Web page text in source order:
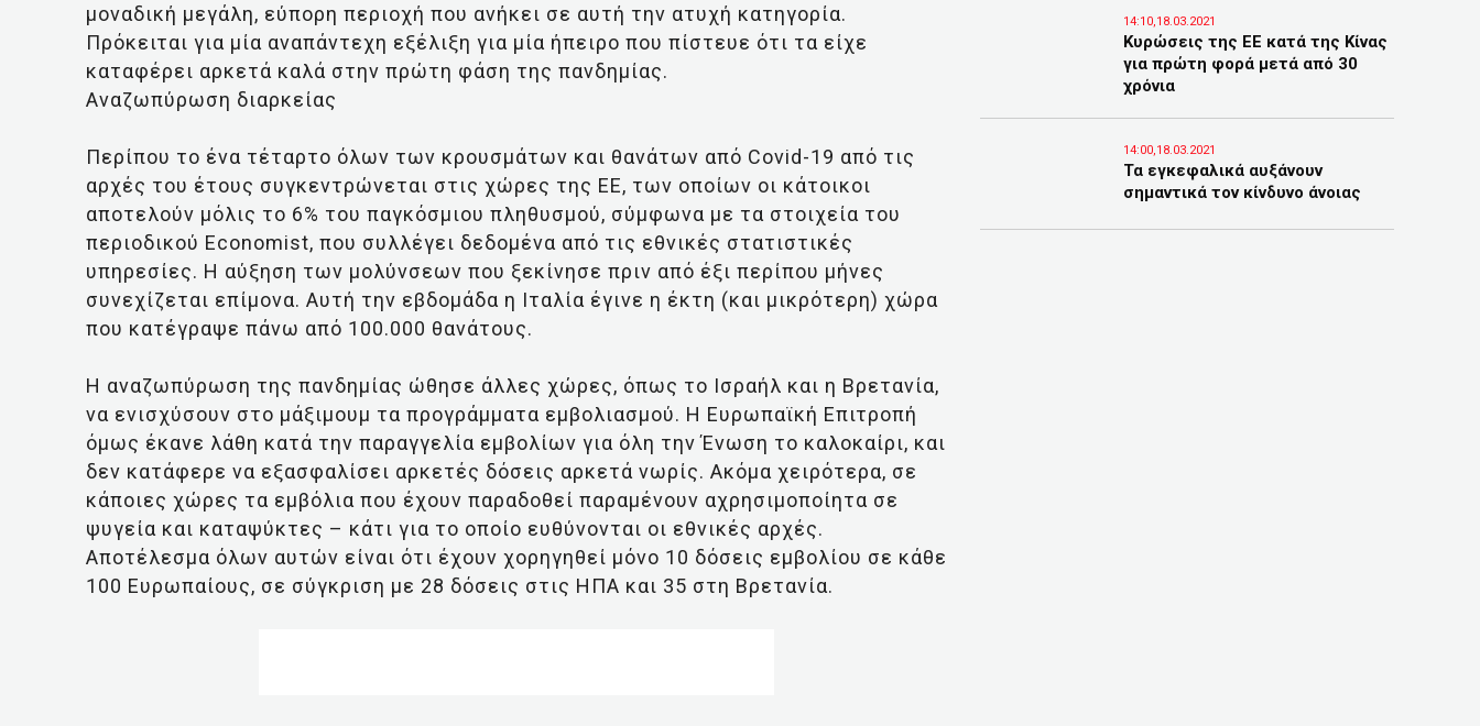
μοναδική μεγάλη, εύπορη περιοχή που ανήκει σε αυτή την ατυχή κατηγορία.
Πρόκειται για μία αναπάντεχη εξέλιξη για μία ήπειρο που πίστευε ότι τα είχε
καταφέρει αρκετά καλά στην πρώτη φάση της πανδημίας.
Αναζωπύρωση διαρκείας
Περίπου το ένα τέταρτο όλων των κρουσμάτων και θανάτων από Covid-19 από τις
αρχές του έτους συγκεντρώνεται στις χώρες της ΕΕ, των οποίων οι κάτοικοι
αποτελούν μόλις το 6% του παγκόσμιου πληθυσμού, σύμφωνα με τα στοιχεία του
περιοδικού Economist, που συλλέγει δεδομένα από τις εθνικές στατιστικές
υπηρεσίες. Η αύξηση των μολύνσεων που ξεκίνησε πριν από έξι περίπου μήνες
συνεχίζεται επίμονα. Αυτή την εβδομάδα η Ιταλία έγινε η έκτη (και μικρότερη) χώρα
που κατέγραψε πάνω από 100.000 θανάτους.
Η αναζωπύρωση της πανδημίας ώθησε άλλες χώρες, όπως το Ισραήλ και η Βρετανία,
να ενισχύσουν στο μάξιμουμ τα προγράμματα εμβολιασμού. Η Ευρωπαϊκή Επιτροπή
όμως έκανε λάθη κατά την παραγγελία εμβολίων για όλη την Ένωση το καλοκαίρι, και
δεν κατάφερε να εξασφαλίσει αρκετές δόσεις αρκετά νωρίς. Ακόμα χειρότερα, σε
κάποιες χώρες τα εμβόλια που έχουν παραδοθεί παραμένουν αχρησιμοποίητα σε
ψυγεία και καταψύκτες – κάτι για το οποίο ευθύνονται οι εθνικές αρχές.
Αποτέλεσμα όλων αυτών είναι ότι έχουν χορηγηθεί μόνο 10 δόσεις εμβολίου σε κάθε
100 Ευρωπαίους, σε σύγκριση με 28 δόσεις στις ΗΠΑ και 35 στη Βρετανία.
14:10,18.03.2021
Κυρώσεις της ΕΕ κατά της Κίνας
για πρώτη φορά μετά από 30
χρόνια
14:00,18.03.2021
Τα εγκεφαλικά αυξάνουν
σημαντικά τον κίνδυνο άνοιας